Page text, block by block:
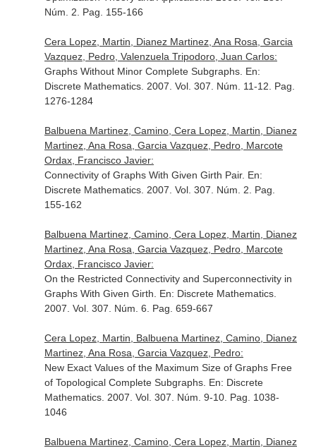
Núm. 2. Pag. 155-166
Cera Lopez, Martin, Dianez Martinez, Ana Rosa, Garcia
Vazquez, Pedro, Valenzuela Tripodoro, Juan Carlos:
Graphs Without Minor Complete Subgraphs. En:
Discrete Mathematics. 2007. Vol. 307. Núm. 11-12. Pag.
1276-1284
Balbuena Martinez, Camino, Cera Lopez, Martin, Dianez
Martinez, Ana Rosa, Garcia Vazquez, Pedro, Marcote
Ordax, Francisco Javier:
Connectivity of Graphs With Given Girth Pair. En:
Discrete Mathematics. 2007. Vol. 307. Núm. 2. Pag.
155-162
Balbuena Martinez, Camino, Cera Lopez, Martin, Dianez
Martinez, Ana Rosa, Garcia Vazquez, Pedro, Marcote
Ordax, Francisco Javier:
On the Restricted Connectivity and Superconnectivity in
Graphs With Given Girth. En: Discrete Mathematics.
2007. Vol. 307. Núm. 6. Pag. 659-667
Cera Lopez, Martin, Balbuena Martinez, Camino, Dianez
Martinez, Ana Rosa, Garcia Vazquez, Pedro:
New Exact Values of the Maximum Size of Graphs Free
of Topological Complete Subgraphs. En: Discrete
Mathematics. 2007. Vol. 307. Núm. 9-10. Pag. 1038-
1046
Balbuena Martinez, Camino, Cera Lopez, Martin, Dianez